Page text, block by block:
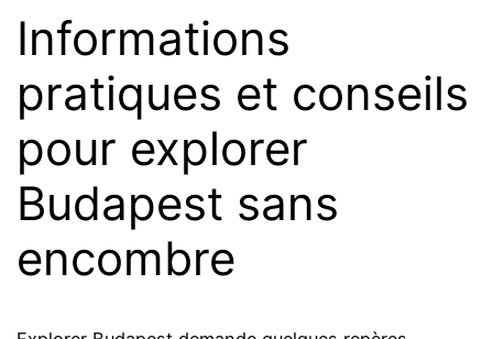
Informations
pratiques et conseils
pour explorer
Budapest sans
encombre